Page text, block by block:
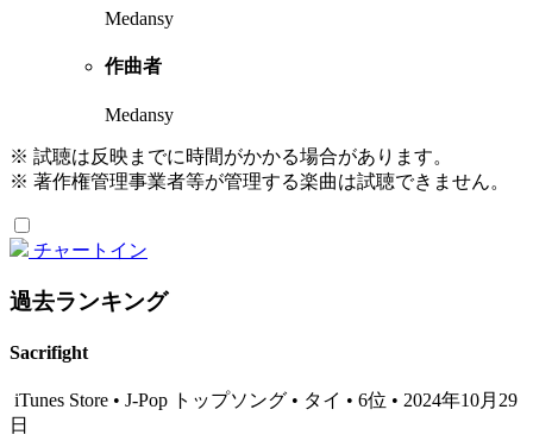
Medansy
作曲者
Medansy
※ 試聴は反映までに時間がかかる場合があります。
※ 著作権管理事業者等が管理する楽曲は試聴できません。
チャートイン
過去ランキング
Sacrifight
iTunes Store • J-Pop トップソング • タイ • 6位 • 2024年10月29
日